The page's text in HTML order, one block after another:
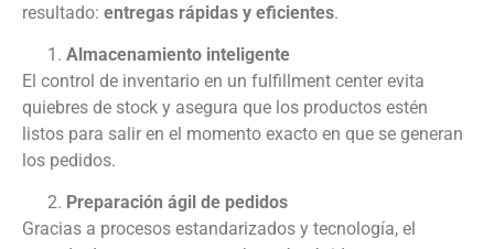
resultado: entregas rápidas y eficientes.
Almacenamiento inteligente
El control de inventario en un fulfillment center evita
quiebres de stock y asegura que los productos estén
listos para salir en el momento exacto en que se generan
los pedidos.
Preparación ágil de pedidos
Gracias a procesos estandarizados y tecnología, el